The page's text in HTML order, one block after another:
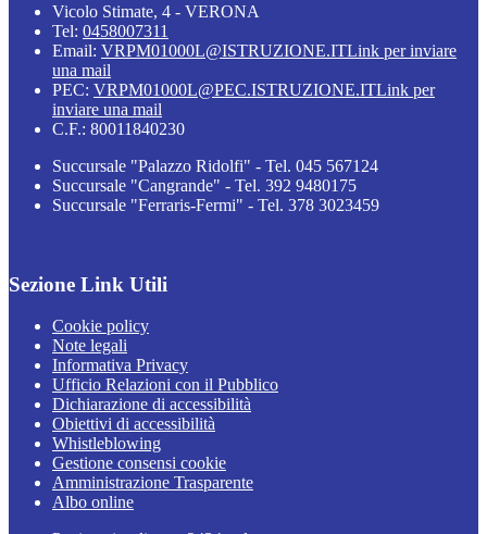
Vicolo Stimate, 4 - VERONA
Tel: 0458007311
Email: VRPM01000L@ISTRUZIONE.ITLink per inviare
una mail
PEC: VRPM01000L@PEC.ISTRUZIONE.ITLink per
inviare una mail
C.F.: 80011840230
Succursale "Palazzo Ridolfi" - Tel. 045 567124
Succursale "Cangrande" - Tel. 392 9480175
Succursale "Ferraris-Fermi" - Tel. 378 3023459
Sezione Link Utili
Cookie policy
Note legali
Informativa Privacy
Ufficio Relazioni con il Pubblico
Dichiarazione di accessibilità
Obiettivi di accessibilità
Whistleblowing
Gestione consensi cookie
Amministrazione Trasparente
Albo online